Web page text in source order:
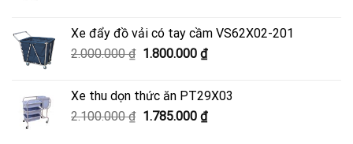
950.000 ₫.là:
600.000 ₫.
Xe đẩy đồ vải có tay cầm VS62X02-201
2.000.000₫ Giá
2.000.000 ₫.
1.800.000 ₫Giá
là:
1.800.000 ₫.
Xe thu dọn thức ăn PT29X03
2.100.000₫ Giá
1.785.000 ₫Giá